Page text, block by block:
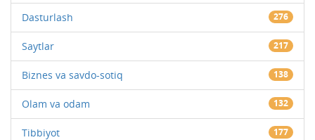
Dasturlash 276
Saytlar 217
Biznes va savdo-sotiq 138
Olam va odam 132
Tibbiyot 177